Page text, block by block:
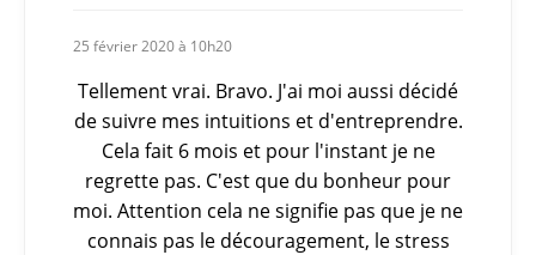
25 février 2020 à 10h20
Tellement vrai. Bravo. J'ai moi aussi décidé
de suivre mes intuitions et d'entreprendre.
Cela fait 6 mois et pour l'instant je ne
regrette pas. C'est que du bonheur pour
moi. Attention cela ne signifie pas que je ne
connais pas le découragement, le stress